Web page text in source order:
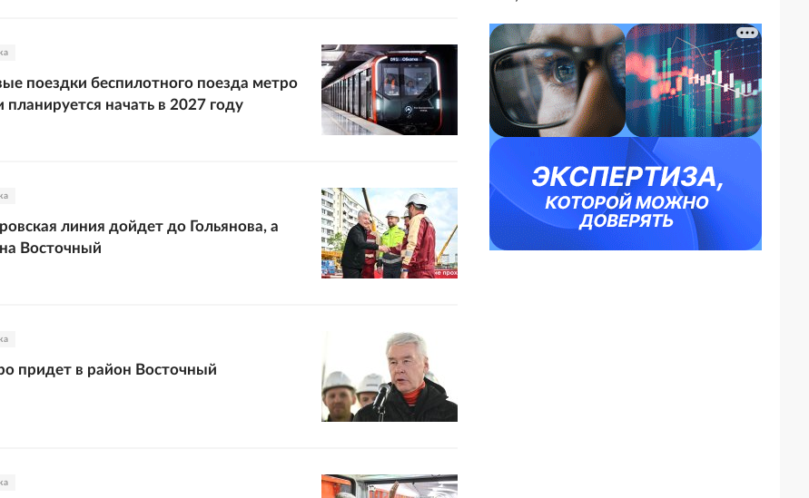
поездки беспилотного поезда метро
планируется начать в 2027 году
линия дойдет до Гольянова, а
Восточный
придет в район Восточный